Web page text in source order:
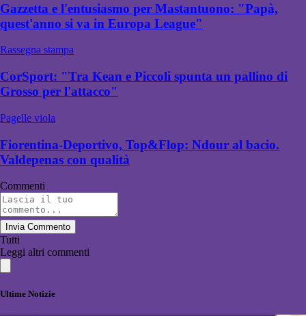
Gazzetta e l'entusiasmo per Mastantuono: "Papà,
quest'anno si va in Europa League"
Rassegna stampa
CorSport: "Tra Kean e Piccoli spunta un pallino di
Grosso per l'attacco"
Pagelle viola
Fiorentina-Deportivo, Top&Flop: Ndour al bacio.
Valdepenas con qualità
Commenti
Invia Commento
Tutti
Leggi altri commenti
Ultime Notizie